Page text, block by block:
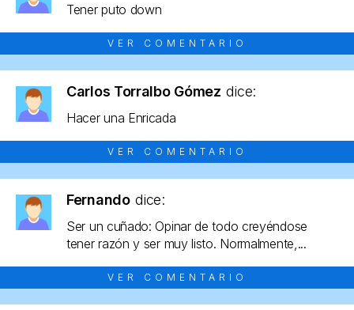
Tener puto down
VER COMENTARIO
Carlos Torralbo Gómez dice:
Hacer una Enricada
VER COMENTARIO
Fernando dice:
Ser un cuñado: Opinar de todo creyéndose
tener razón y ser muy listo. Normalmente,...
VER COMENTARIO